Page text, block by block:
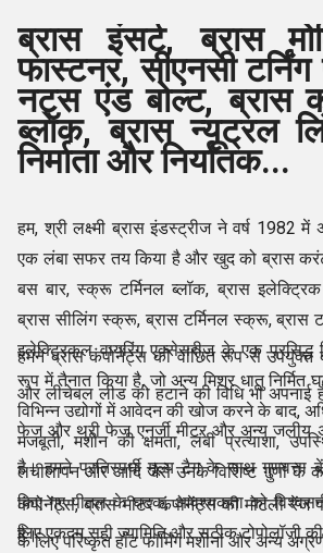
ब्रास इंसर्ट, ब्रास
फास्टनर, सीएनसी टर्निंग
नट्स एंड बोल्ट, ब्रास
ब्लॉक, ब्रास न्यूट्रल
निर्माता और निर्यातक...
हम, श्री लक्ष्मी ब्रास इंडस्ट्रीज ने वर्ष 1982
एक लंबा सफर तय किया है और खुद को ब्रास करंट
बस बार, स्क्रू टर्मिनल ब्लॉक, ब्रास
ब्रास सीलिंग स्क्रू, ब्रास टर्मिनल स्क्रू, ब्रास
इलेक्ट्रिकल वायरिंग एक्सेसरीज के एक प्रसिद्ध
रूप में तैनात किया है, जो अन्य मिश्र धातु
विभिन्न उद्योगों में आवेदन की खोज करने के बाद,
मजबूती, मशीन की क्षमता, लंबी प्रत्याशा,
लचीलापन और आदि जैसे उनके विशिष्ट गुणों के
किए गए पीतल के घटक, आवश्यकता को
लिए एकदम सही ज्यामिति और सटीक टोपोलॉजी
हमने ब्रास कंपोनेंट्स को वांछित रूप से उपयुक्त
और लीचेबल लीड को हटाने की विधि भी अपनाई
फेज और थ्री फेज एनर्जी मीटर और अन्य जलीय
है। हमने प्रतिस्पर्धी मूल्य टैग के साथ गुणवत्ता
कंपोनेंट्स, ब्रास मीटर कंपोनेंट्स की मोटली रेंज
के लिए परिष्कृत हॉट फॉर्मिंग मशीनों और अन्य
है।